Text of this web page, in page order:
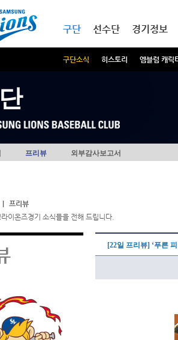
구단
구단소식 히스토리 엠블럼 캐릭
선수단 경기정보
프리뷰 외부감사보고서
프리뷰
이온즈경기 소식들을 전해 드립니다.
[22일 프리뷰] ‘푸른